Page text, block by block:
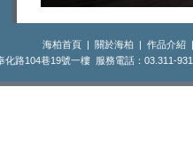
海柏首頁| 關於海柏 | 作品介紹
化路104巷19號一樓 服務電話：03.311-